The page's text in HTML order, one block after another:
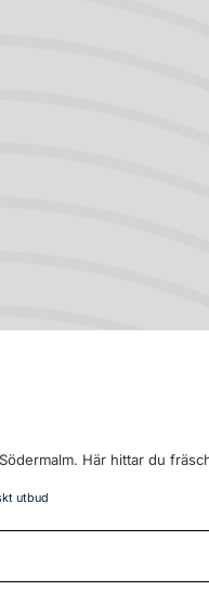
Här hittar du
utbud